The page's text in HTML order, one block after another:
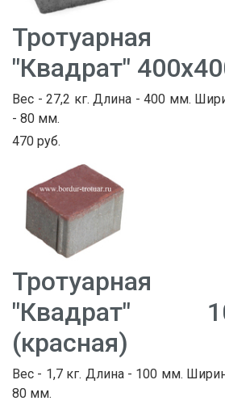
Тротуарная
"Квадрат"
Вес - 27,2 кг. Длина - 400 мм.
- 80 мм.
470 руб.
Тротуарная
"Квадрат"
(красная)
Вес - 1,7 кг. Длина - 100 мм.
80 мм.